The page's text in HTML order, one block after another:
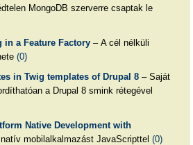
MongoDB szerverre csaptak le
in a Feature Factory– A cél nélküli
(0)
in Twig templates of Drupal 8– Saját
a Drupal 8 smink rétegével
Native Development with
mobilalkalmazást JavaScripttel (0)